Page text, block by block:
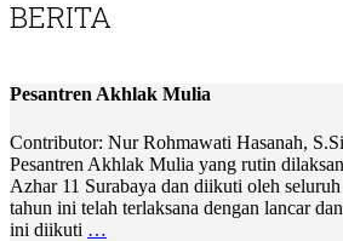
BERITA
Pesantren Akhlak Mulia
Contributor: Nur Rohmawati Hasanah,
Pesantren Akhlak Mulia yang rutin
Azhar 11 Surabaya dan diikuti oleh
tahun ini telah terlaksana dengan lancar
ini diikuti …